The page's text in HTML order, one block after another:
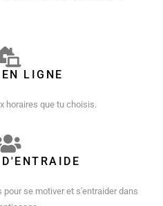
LIGNE
horaires que tu choisis.
se motiver et s'entraider dans